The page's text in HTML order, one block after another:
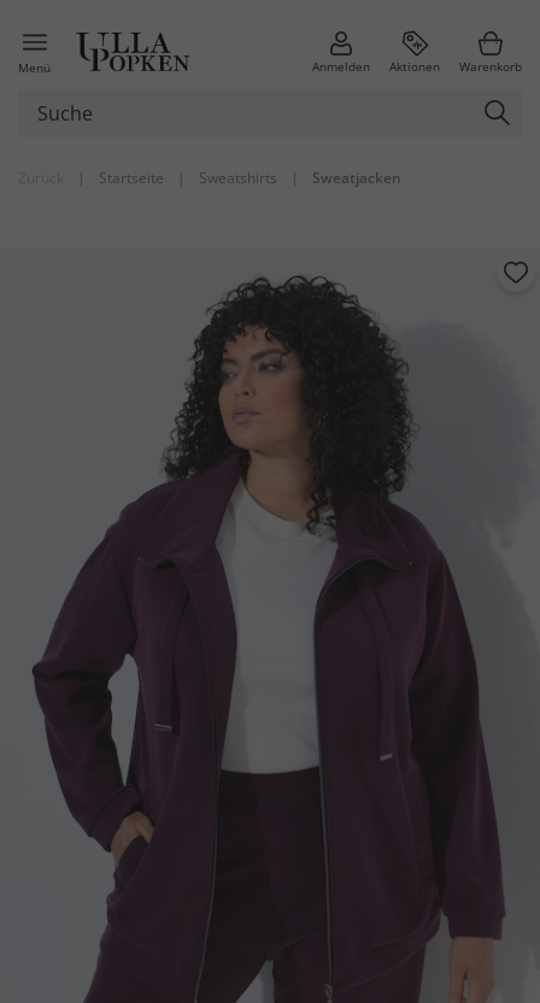
Menü Anmelden Aktionen Warenkorb
| Startseite | Sweatshirts | Sweatjacken